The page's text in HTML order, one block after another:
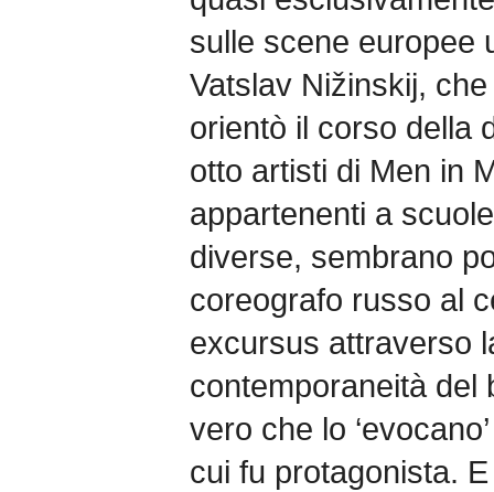
sulle scene europee
Vatslav Nižinskij,
orientò il corso della
otto artisti di Men in
appartenenti a
diverse, sembrano
coreografo russo al
excursus attraverso
contemporaneità del
vero che lo
cui fu protagonista.